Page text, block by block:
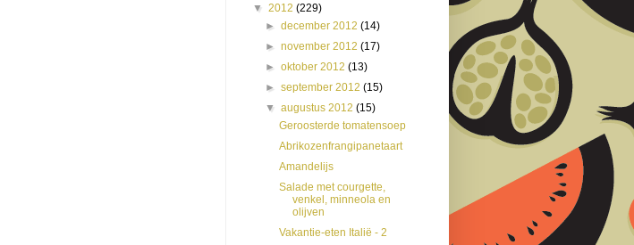
▼ 2012 (229)
►december 2012(14)
►november 2012(17)
►oktober 2012(13)
►september 2012(15)
▼augustus 2012(15)
Geroosterde tomatensoep
Abrikozenfrangipanetaart
Amandelijs
Salade met courgette,
venkel, minneola en
olijven
Vakantie-eten Italië - 2